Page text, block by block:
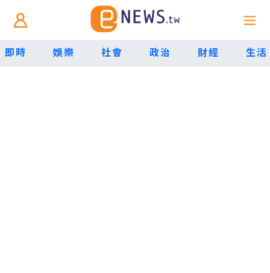
即時 娛樂 社會 政治 財經 生活